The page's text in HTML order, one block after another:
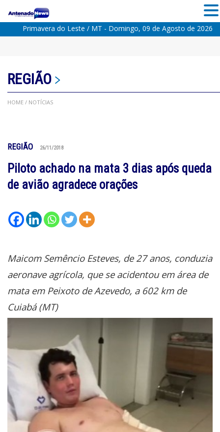
Primavera do Leste / MT - Domingo, 09 de Agosto de 2026
REGIÃO
HOME / NOTÍCIAS
REGIÃO 26/11/2018
Piloto achado na mata 3 dias após queda
de avião agradece orações
Maicom Semêncio Esteves, de 27 anos, conduzia
aeronave agrícola, que se acidentou em área de
mata em Peixoto de Azevedo, a 602 km de
Cuiabá (MT)